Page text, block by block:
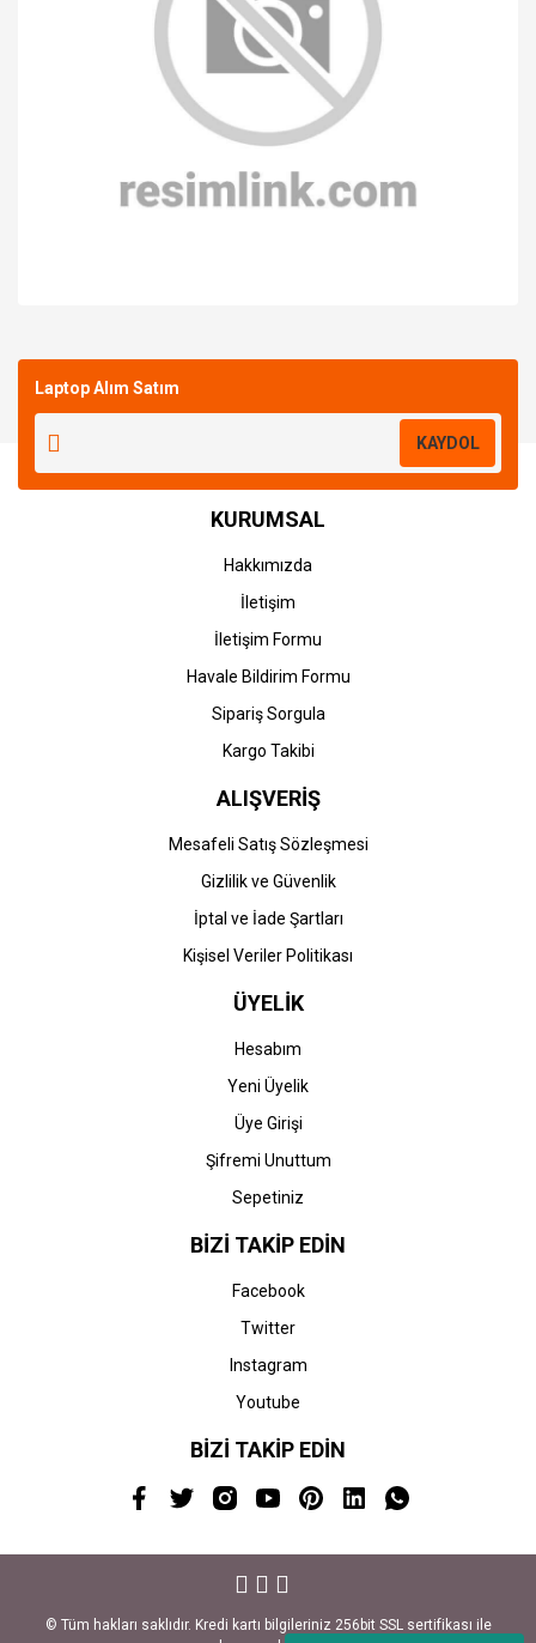
Laptop Alım Satım
KAYDOL
KURUMSAL
Hakkımızda
İletişim
İletişim Formu
Havale Bildirim Formu
Sipariş Sorgula
Kargo Takibi
ALIŞVERİŞ
Mesafeli Satış Sözleşmesi
Gizlilik ve Güvenlik
İptal ve İade Şartları
Kişisel Veriler Politikası
ÜYELİK
Hesabım
Yeni Üyelik
Üye Girişi
Şifremi Unuttum
Sepetiniz
BİZİ TAKİP EDİN
Facebook
Twitter
Instagram
Youtube
BİZİ TAKİP EDİN
© Tüm hakları saklıdır. Kredi kartı bilgileriniz 256bit SSL sertifikası ile